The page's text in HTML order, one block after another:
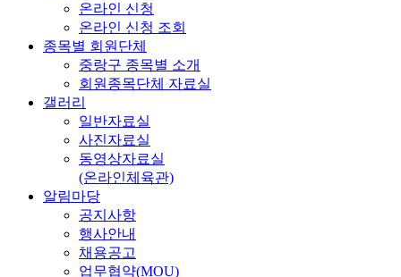
온라인 신청
온라인 신청 조회
종목별 회원단체
중랑구 종목별 소개
회원종목단체 자료실
갤러리
일반자료실
사진자료실
동영상자료실
(온라인체육관)
알림마당
공지사항
행사안내
채용공고
업무협약(MOU)